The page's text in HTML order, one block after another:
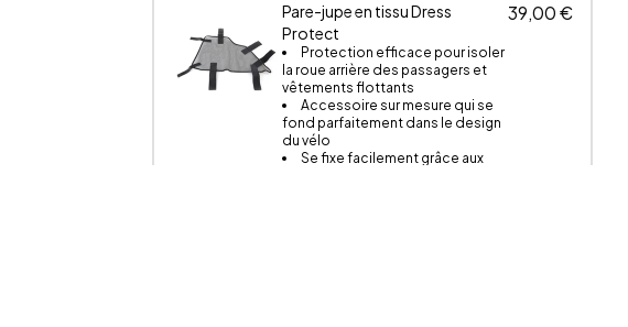
Pare-jupe en tissu Dress
Protect
Protection efficace pour isoler
la roue arrière des passagers et
vêtements flottants
Accessoire sur mesure qui se
fond parfaitement dans le design
du vélo
Se fixe facilement grâce aux
39,00 €